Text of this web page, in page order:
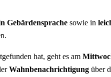
Gebärdensprache sowie in
hat, geht es am
Wahnbenachrichtigung über